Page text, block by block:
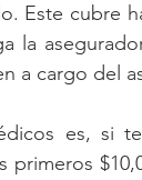
Este cubre
la
a cargo del
es, si
primeros